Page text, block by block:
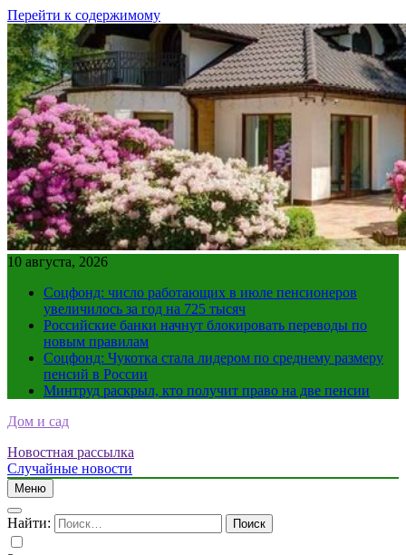
Перейти к содержимому
10 августа, 2026
Соцфонд: число работающих в июле пенсионеров
увеличилось за год на 725 тысяч
Российские банки начнут блокировать переводы по
новым правилам
Соцфонд: Чукотка стала лидером по среднему размеру
пенсий в России
Минтруд раскрыл, кто получит право на две пенсии
Дом и сад
Новостная рассылка
Случайные новости
Меню
Найти: